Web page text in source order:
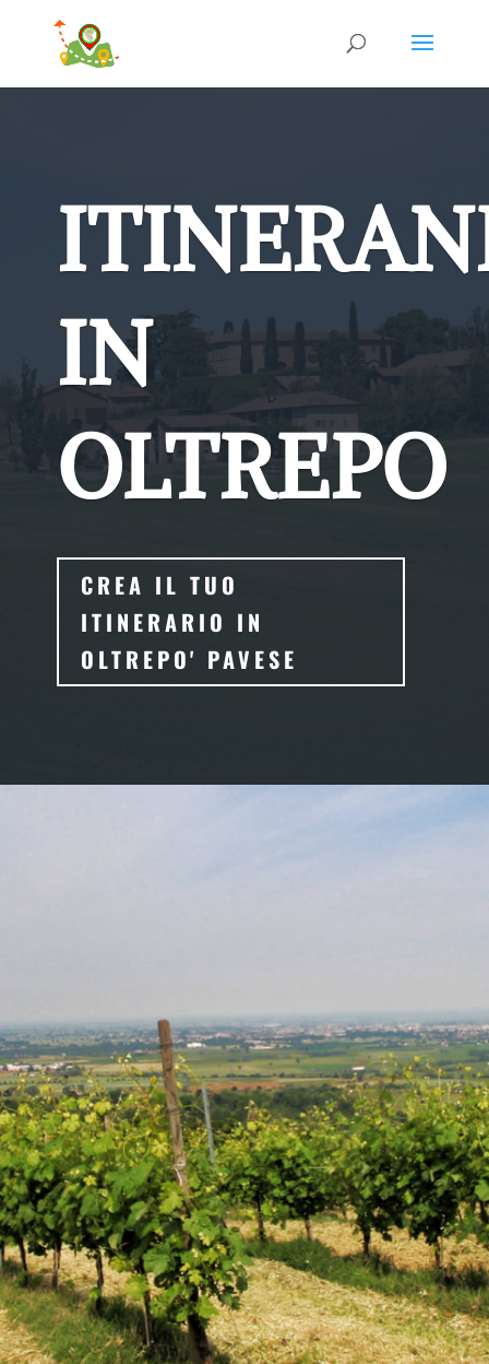
IN
OLTREPO
CREA IL TUO
ITINERARIO IN
OLTREPO' PAVESE